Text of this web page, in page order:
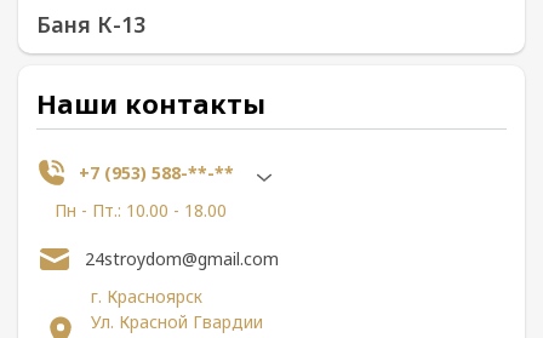
Баня К-13
Наши контакты
+7 (953) 588-**-**
Пн - Пт.: 10.00 - 18.00
г. Красноярск
Ул. Красной Гвардии
24stroydom@gmail.com